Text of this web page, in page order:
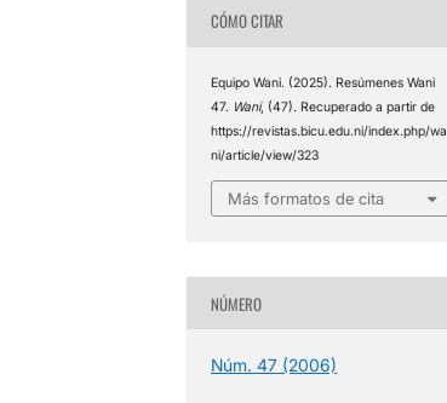
CÓMO CITAR
Equipo Wani. (2025). Resúmenes Wani
47. Wani, (47). Recuperado a partir de
https://revistas.bicu.edu.ni/index.php/wa
ni/article/view/323
Más formatos de cita
NÚMERO
Núm. 47 (2006)